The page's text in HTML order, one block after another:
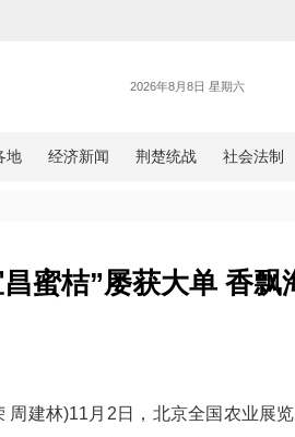
湖北“宜昌蜜桔”屡
新网湖北